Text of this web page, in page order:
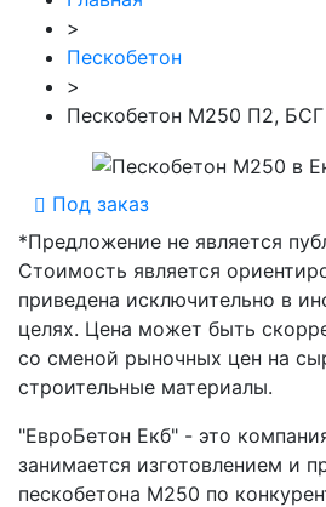
>
Пескобетон
>
Пескобетон М250 П2,
Под заказ
*Предложение не является
Стоимость является
приведена исключительно в
целях. Цена может быть
со сменой рыночных цен на
строительные материалы.
"ЕвроБетон Екб" - это
занимается изготовлением и
пескобетона М250 по